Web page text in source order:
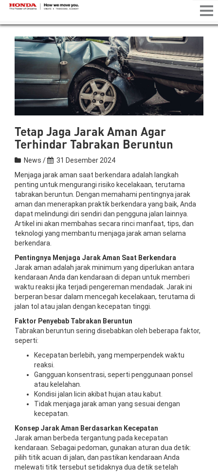
Tetap Jaga Jarak Aman Agar
Terhindar Tabrakan Beruntun
News /
31 Desember 2024
Menjaga jarak aman saat berkendara adalah langkah
penting untuk mengurangi risiko kecelakaan, terutama
tabrakan beruntun. Dengan memahami pentingnya jarak
aman dan menerapkan praktik berkendara yang baik, Anda
dapat melindungi diri sendiri dan pengguna jalan lainnya.
Artikel ini akan membahas secara rinci manfaat, tips, dan
teknologi yang membantu menjaga jarak aman selama
berkendara.
Pentingnya Menjaga Jarak Aman Saat Berkendara
Jarak aman adalah jarak minimum yang diperlukan antara
kendaraan Anda dan kendaraan di depan untuk memberi
waktu reaksi jika terjadi pengereman mendadak. Jarak ini
berperan besar dalam mencegah kecelakaan, terutama di
jalan tol atau jalan dengan kecepatan tinggi.
Faktor Penyebab Tabrakan Beruntun
Tabrakan beruntun sering disebabkan oleh beberapa faktor,
seperti:
Kecepatan berlebih, yang memperpendek waktu
reaksi.
Gangguan konsentrasi, seperti penggunaan ponsel
atau kelelahan.
Kondisi jalan licin akibat hujan atau kabut.
Tidak menjaga jarak aman yang sesuai dengan
kecepatan.
Konsep Jarak Aman Berdasarkan Kecepatan
Jarak aman berbeda tergantung pada kecepatan
kendaraan. Sebagai pedoman, gunakan aturan dua detik:
pilih titik acuan di jalan, dan pastikan kendaraan Anda
melewati titik tersebut setidaknya dua detik setelah